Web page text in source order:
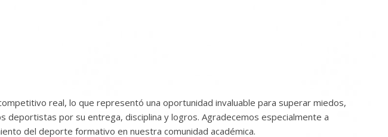
real, lo que representó una oportunidad invaluable para superar miedos,
deportistas por su entrega, disciplina y logros. Agradecemos especialmente a
del deporte formativo en nuestra comunidad académica.